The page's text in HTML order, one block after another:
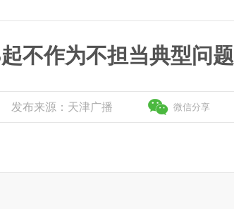
不作为不担当典型问题
发布来源：天津广播 微信分享